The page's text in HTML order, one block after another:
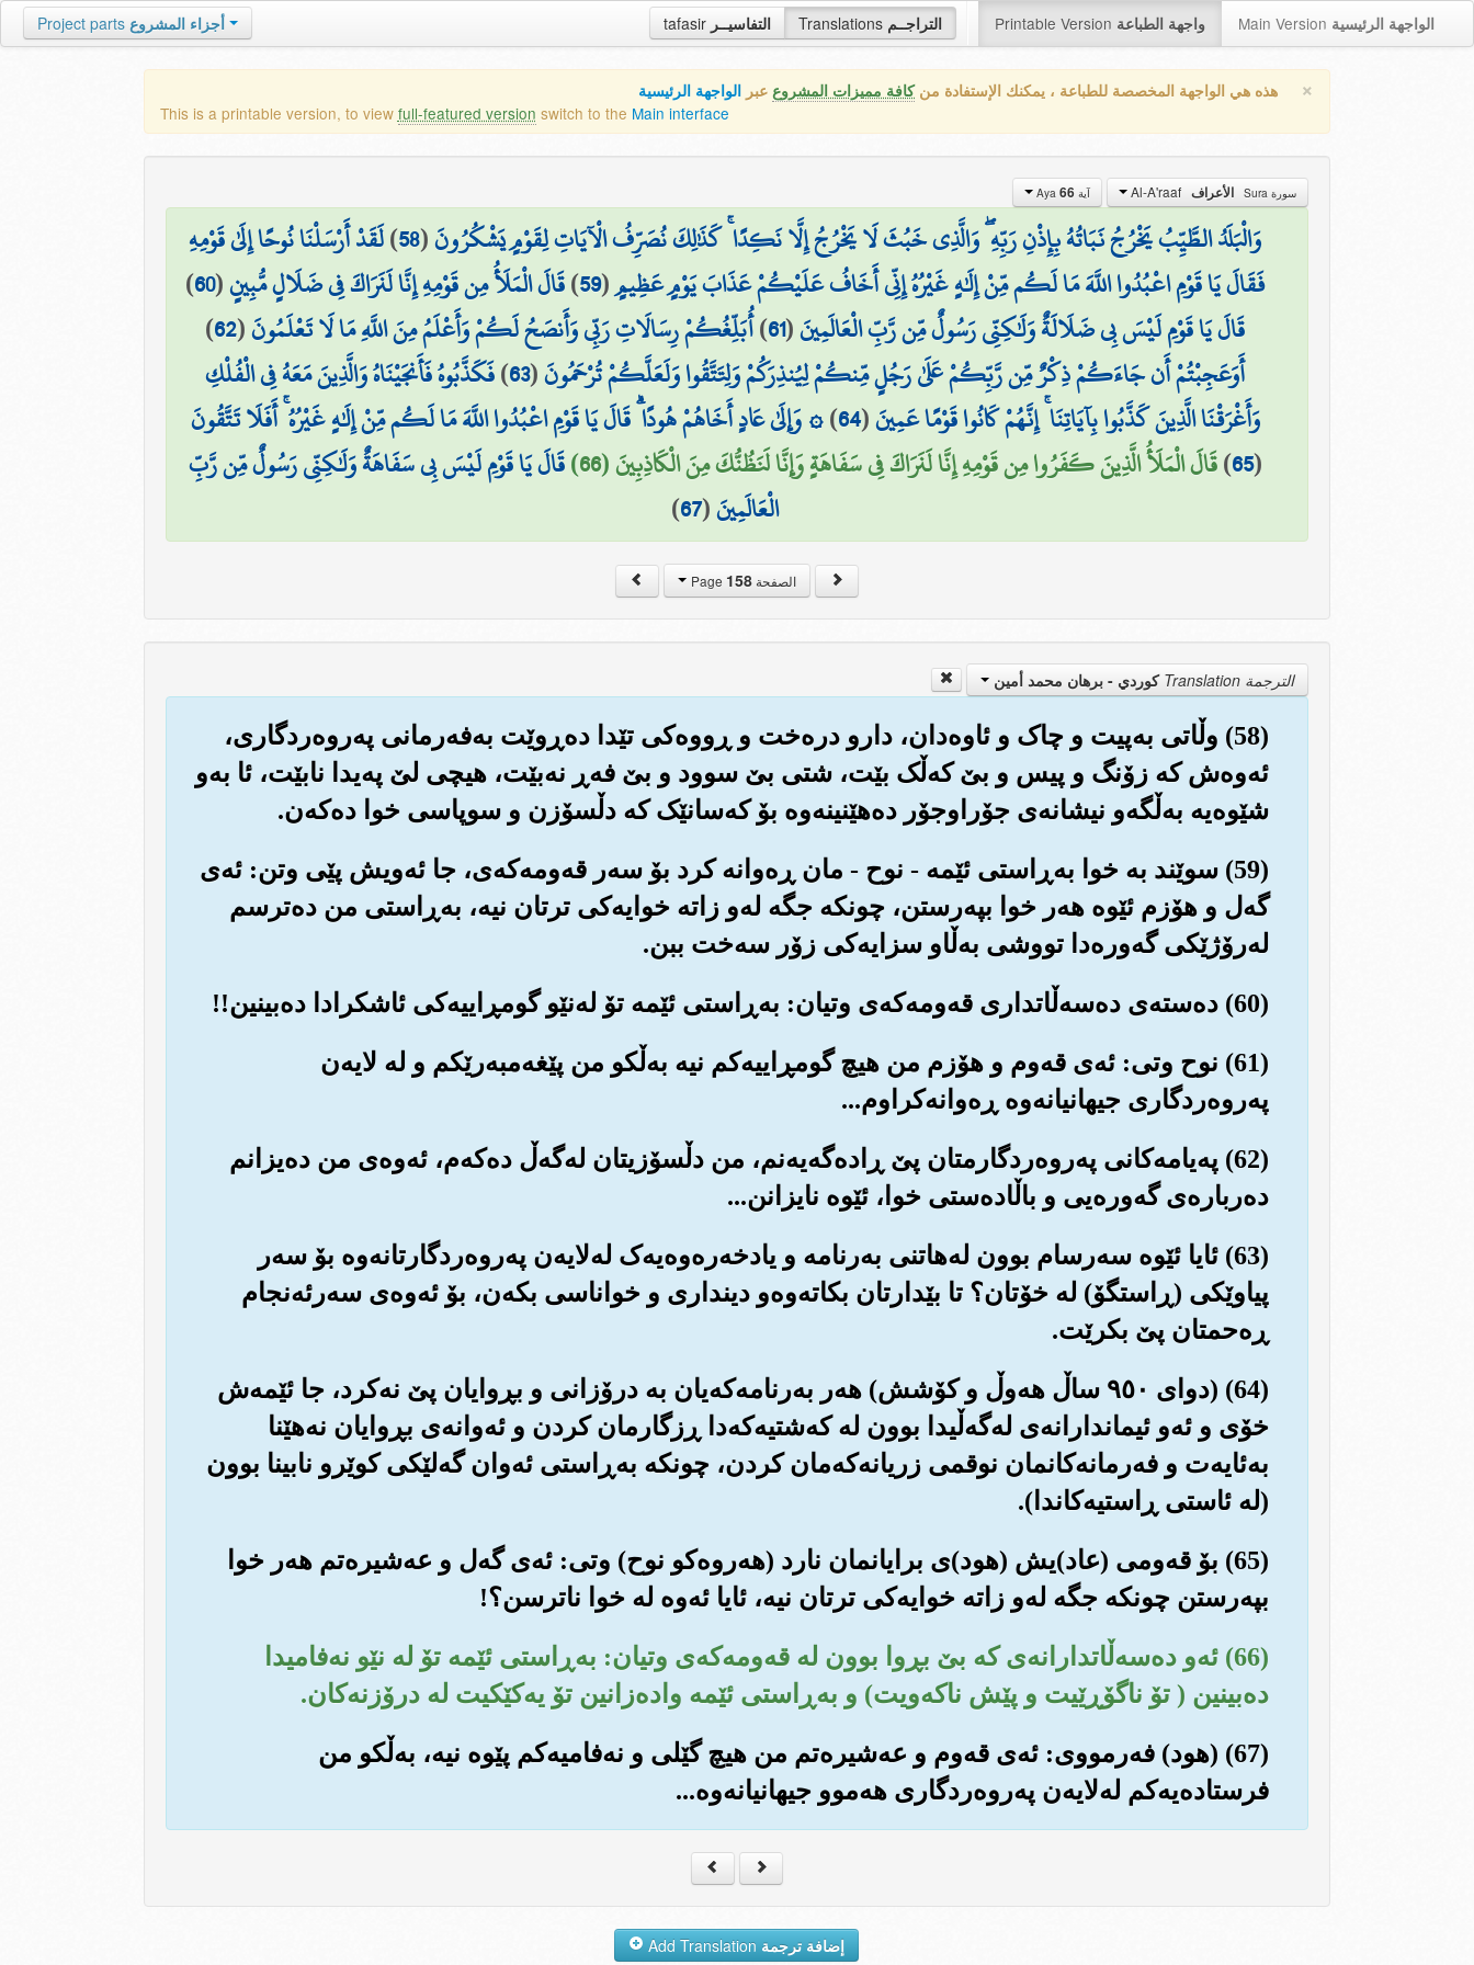
tafasir التفاسيــر Translations التراجــم Printable Version واجهة الطباعة Main Version الواجهة الرئيسية Project parts أجزاء المشروع
× هذه هي الواجهة المخصصة للطباعة ، يمكنك الإستفادة منكافة مميزات المشروع عبر الواجهة الرئيسية
This is a printable version, to view full-featured version switch to the Main interface
سورة Sura الأعراف آية Aya 66
وَالْبَلَدُ الطَّيِّبُ يَخْرُجُ نَبَاتُهُ بِإِذْنِ رَبِّهِ ۖ وَالَّذِي خَبُثَ لَا يَخْرُجُ إِلَّا نَكِدًا ۚ كَذَٰلِكَ نُصَرِّفُ الْآيَاتِ لِقَوْمٍ يَشْكُرُونَ(
58
)لَقَدْ أَرْسَلْنَا نُوحًا إِلَىٰ قَوْمِهِ
فَقَالَ يَا قَوْمِ اعْبُدُوا اللَّهَ مَا لَكُم مِّنْ إِلَٰهٍ غَيْرُهُ إِنِّي أَخَافُ عَلَيْكُمْ عَذَابَ يَوْمٍ عَظِيمٍ(
59
)قَالَ الْمَلَأُ مِن قَوْمِهِ إِنَّا لَنَرَاكَ فِي ضَلَالٍ مُّبِينٍ(
60
)
قَالَ يَا قَوْمِ لَيْسَ بِي ضَلَالَةٌ وَلَٰكِنِّي رَسُولٌ مِّن رَّبِّ الْعَالَمِينَ(
61
)أُبَلِّغُكُمْ رِسَالَاتِ رَبِّي وَأَنصَحُ لَكُمْ وَأَعْلَمُ مِنَ اللَّهِ مَا لَا تَعْلَمُونَ(
62
)
أَوَعَجِبْتُمْ أَن جَاءَكُمْ ذِكْرٌ مِّن رَّبِّكُمْ عَلَىٰ رَجُلٍ مِّنكُمْ لِيُنذِرَكُمْ وَلِتَتَّقُوا وَلَعَلَّكُمْ تُرْحَمُونَ(
63
)فَكَذَّبُوهُ فَأَنجَيْنَاهُ وَالَّذِينَ مَعَهُ فِي الْفُلْكِ
وَأَغْرَقْنَا الَّذِينَ كَذَّبُوا بِآيَاتِنَا ۚ إِنَّهُمْ كَانُوا قَوْمًا عَمِينَ(
64
)۞ وَإِلَىٰ عَادٍ أَخَاهُمْ هُودًا ۗ قَالَ يَا قَوْمِ اعْبُدُوا اللَّهَ مَا لَكُم مِّنْ إِلَٰهٍ غَيْرُهُ ۚ أَفَلَا تَتَّقُونَ
(
65
)قَالَ الْمَلَأُ الَّذِينَ كَفَرُوا مِن قَوْمِهِ إِنَّا لَنَرَاكَ فِي سَفَاهَةٍ وَإِنَّا لَنَظُنُّكَ مِنَ الْكَاذِبِينَ (66)
قَالَ يَا قَوْمِ لَيْسَ بِي سَفَاهَةٌ وَلَٰكِنِّي رَسُولٌ مِّن رَّبِّ
الْعَالَمِينَ(
67
)
الصفحة Page158
الترجمة Translation كوردي - برهان محمد أمين
(58) وڵاتی به‌پیت و چاک و ئاوه‌دان، دارو دره‌خت و ڕووه‌کی تێدا ده‌ڕوێت به‌فه‌رمانی په‌روه‌ردگاری،
ئه‌وه‌ش که زۆنگ و پیس و بێ که‌ڵک بێت، شتی بێ سوود و بێ فه‌ڕ نه‌بێت، هیچی لێ په‌یدا نابێت، ئا به‌و
شێوه‌یه به‌ڵگه‌و نیشانه‌ی جۆراوجۆر ده‌هێنینه‌وه بۆ که‌سانێک که دڵسۆزن و سوپاسی خوا ده‌که‌ن.
(59) سوێند به خوا به‌ڕاستی ئێمه - نوح - مان ڕه‌وانه کرد بۆ سه‌ر قه‌ومه‌که‌ی، جا ئه‌ویش پێی وتن: ئه‌ی
گه‌ل و هۆزم ئێوه هه‌ر خوا بپه‌رستن، چونکه جگه له‌و زاته خوایه‌کی ترتان نیه‌، به‌ڕاستی من ده‌ترسم
له‌رۆژێکی گه‌وره‌دا تووشی به‌ڵاو سزایه‌کی زۆر سه‌خت ببن.
(60) ده‌سته‌ی ده‌سه‌ڵاتداری قه‌ومه‌که‌ی وتیان: به‌ڕاستی ئێمه تۆ له‌نێو گومڕاییه‌کی ئاشکرادا ده‌بینین!!
(61) نوح وتی: ئه‌ی قه‌وم و هۆزم من هیچ گومڕاییه‌کم نیه به‌ڵکو من پێغه‌مبه‌رێکم و له لایه‌ن
په‌روه‌ردگاری جیهانیانه‌وه ڕه‌وانه‌کراوم...
(62) په‌یامه‌کانی په‌روه‌ردگارمتان پێ ڕاده‌گه‌یه‌نم، من دڵسۆزیتان له‌گه‌ڵ ده‌که‌م، ئه‌وه‌ی من ده‌یزانم
ده‌رباره‌ی گه‌وره‌یی و باڵاده‌ستی خوا، ئێوه نایزانن...
(63) ئایا ئێوه سه‌رسام بوون له‌هاتنی به‌رنامه و یادخه‌ره‌وه‌یه‌ک له‌لایه‌ن په‌روه‌ردگارتانه‌وه بۆ سه‌ر
پیاوێکی (ڕاستگۆ) له خۆتان؟ تا بێدارتان بکاته‌وه‌و دینداری و خواناسی بکه‌ن، بۆ ئه‌وه‌ی سه‌رئه‌نجام
ڕه‌حمتان پێ بکرێت.
(64) (دوای ٩٥٠ ساڵ هه‌وڵ و کۆشش) هه‌ر به‌رنامه‌که‌یان به درۆزانی و بڕوایان پێ نه‌کرد، جا ئێمه‌ش
خۆی و ئه‌و ئیماندارانه‌ی له‌گه‌ڵیدا بوون له که‌شتیه‌که‌دا ڕزگارمان کردن و ئه‌وانه‌ی بڕوایان نه‌هێنا
به‌ئایه‌ت و فه‌رمانه‌کانمان نوقمی زریانه‌که‌مان کردن، چونکه به‌ڕاستی ئه‌وان گه‌لێکی کوێرو نابینا بوون
(له ئاستی ڕاستیه‌کاندا).
(65) بۆ قه‌ومی (عاد)یش (هود)ی برایانمان نارد (هه‌روه‌کو نوح) وتی: ئه‌ی گه‌ل و عه‌شیره‌تم هه‌ر خوا
بپه‌رستن چونکه جگه له‌و زاته خوایه‌کی ترتان نیه‌، ئایا ئه‌وه له خوا ناترسن؟!
(66) ئه‌و ده‌سه‌ڵاتدارانه‌ی که بێ بڕوا بوون له قه‌ومه‌که‌ی وتیان: به‌ڕاستی ئێمه تۆ له نێو نه‌فامیدا
ده‌بینین ( تۆ ناگۆڕێیت و پێش ناکه‌ویت) و به‌ڕاستی ئێمه واده‌زانین تۆ یه‌کێکیت له درۆزنه‌کان.
(67) (هود) فه‌رمووی: ئه‌ی قه‌وم و عه‌شیره‌تم من هیچ گێلی و نه‌فامیه‌کم پێوه نیه‌، به‌ڵکو من
فرستاده‌یه‌کم له‌لایه‌ن په‌روه‌ردگاری هه‌موو جیهانیانه‌وه‌...
إضافة ترجمة